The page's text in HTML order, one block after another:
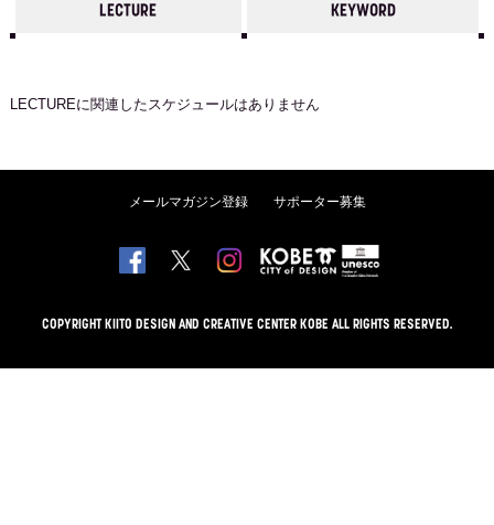
LECTURE KEYWORD
LECTUREに関連したスケジュールはありません
メールマガジン登録 サポーター募集
COPYRIGHT KIITO DESIGN AND CREATIVE CENTER KOBE ALL RIGHTS RESERVED.